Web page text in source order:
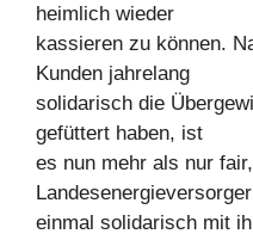
heimlich wieder
kassieren zu können.
Kunden jahrelang
solidarisch die
gefüttert haben, ist
es nun mehr als nur
einmal solidarisch mit